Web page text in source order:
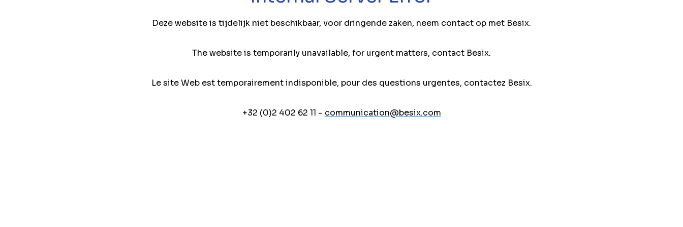
Deze website is tijdelijk niet beschikbaar, voor dringende zaken, neem contact op met Besix.
The website is temporarily unavailable, for urgent matters, contact Besix.
Le site Web est temporairement indisponible, pour des questions urgentes, contactez Besix.
+32 (0)2 402 62 11 - communication@besix.com